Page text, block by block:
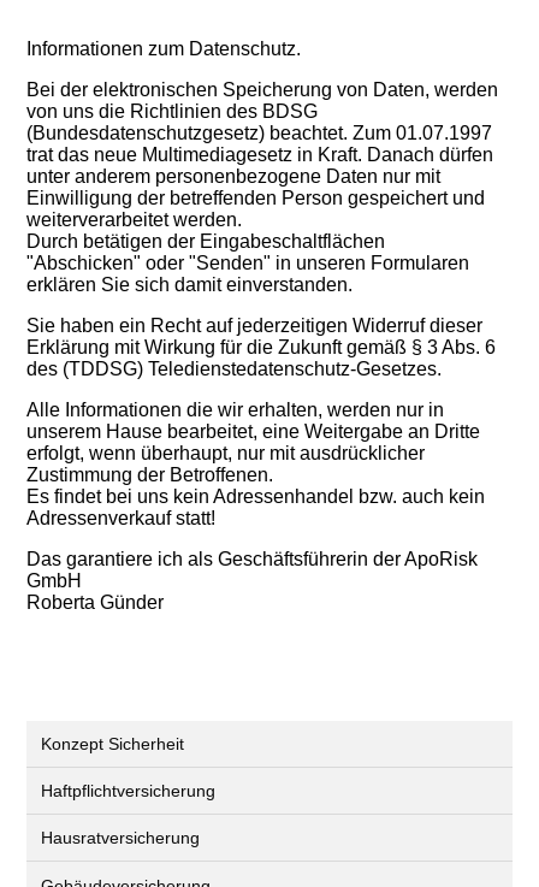
Informationen zum Datenschutz.
Bei der elektronischen Speicherung von Daten, werden
von uns die Richtlinien des BDSG
(Bundesdatenschutzgesetz) beachtet. Zum 01.07.1997
trat das neue Multimediagesetz in Kraft. Danach dürfen
unter anderem personenbezogene Daten nur mit
Einwilligung der betreffenden Person gespeichert und
weiterverarbeitet werden.
Durch betätigen der Eingabeschaltflächen
"Abschicken" oder "Senden" in unseren Formularen
erklären Sie sich damit einverstanden.
Sie haben ein Recht auf jederzeitigen Widerruf dieser
Erklärung mit Wirkung für die Zukunft gemäß § 3 Abs. 6
des (TDDSG) Teledienstedatenschutz-Gesetzes.
Alle Informationen die wir erhalten, werden nur in
unserem Hause bearbeitet, eine Weitergabe an Dritte
erfolgt, wenn überhaupt, nur mit ausdrücklicher
Zustimmung der Betroffenen.
Es findet bei uns kein Adressenhandel bzw. auch kein
Adressenverkauf statt!
Das garantiere ich als Geschäftsführerin der ApoRisk
GmbH
Roberta Günder
Konzept Sicherheit
Haftpflichtversicherung
Hausratversicherung